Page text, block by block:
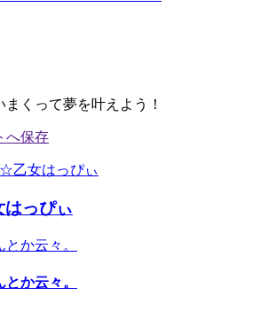
まくって夢を叶えよう！
っぴぃ
か云々。
か云々。